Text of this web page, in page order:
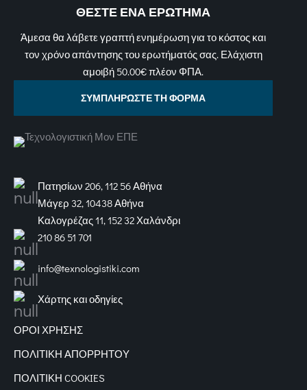
ΘΕΣΤΕ ΕΝΑ ΕΡΩΤΗΜΑ
Άμεσα θα λάβετε γραπτή ενημέρωση για το κόστος και
τον χρόνο απάντησης του ερωτήματός σας. Ελάχιστη
αμοιβή 50.00€ πλέον ΦΠΑ.
ΣΥΜΠΛΗΡΩΣΤΕ ΤΗ ΦΟΡΜΑ
Πατησίων 206, 112 56 Αθήνα
Μάγερ 32, 10438 Αθήνα
Καλογρέζας 11, 152 32 Χαλάνδρι
210 86 51 701
info@texnologistiki.com
Χάρτης και οδηγίες
ΟΡΟΙ ΧΡΗΣΗΣ
ΠΟΛΙΤΙΚΗ ΑΠΟΡΡΗΤΟΥ
ΠΟΛΙΤΙΚΗ COOKIES